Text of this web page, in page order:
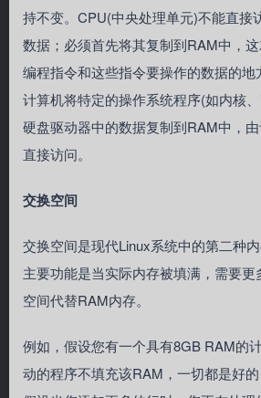
持不变。CPU(中央处理单元)不能直接
数据；必须首先将其复制到RAM中，
编程指令和这些指令要操作的数据的地
计算机将特定的操作系统程序(如内核
硬盘驱动器中的数据复制到RAM中，
直接访问。
交换空间
交换空间是现代Linux系统中的第二种
主要功能是当实际内存被填满，需要
空间代替RAM内存。
例如，假设您有一个具有8GB RAM的
动的程序不填充该RAM，一切都是好